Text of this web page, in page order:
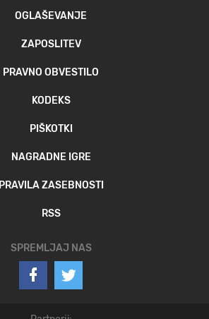
OGLAŠEVANJE
ZAPOSLITEV
PRAVNO OBVESTILO
KODEKS
PIŠKOTKI
NAGRADNE IGRE
PRAVILA ZASEBNOSTI
RSS
SPREMLJAJ NAS